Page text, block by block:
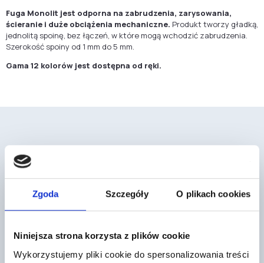
Zgoda Szczegóły O plikach cookies
Niniejsza strona korzysta z plików cookie
Wykorzystujemy pliki cookie do spersonalizowania treści
Fuga Monolit jest odporna na zabrudzenia, zarysowania,
ścieranie i duże obciążenia mechaniczne. Produkt tworzy gładką,
jednolitą spoinę, bez łączeń, w które mogą wchodzić zabrudzenia.
Szerokość spoiny od 1 mm do 5 mm.
Gama 12 kolorów jest dostępna od ręki.
Mogą cię również zainteresować